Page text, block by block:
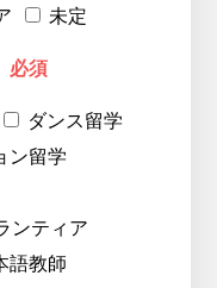
未定
必須
ダンス留学
ン留学
ンティア
語教師